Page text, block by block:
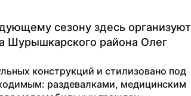
сезону здесь организуют
Шурышкарского района Олег
конструкций и стилизовано под
раздевалками, медицинским